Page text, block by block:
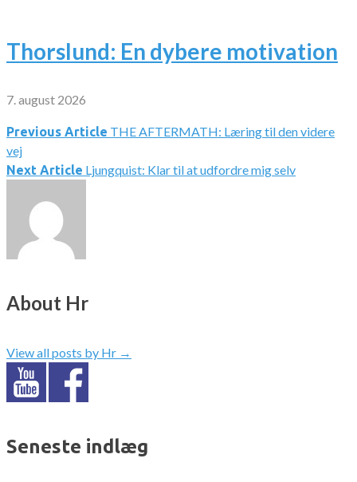
Thorslund: En dybere motivation
7. august 2026
Indlægsnavigation
Previous Article THE AFTERMATH: Læring til den videre
vej
Next Article Ljungquist: Klar til at udfordre mig selv
About Hr
View all posts by Hr →
Seneste indlæg